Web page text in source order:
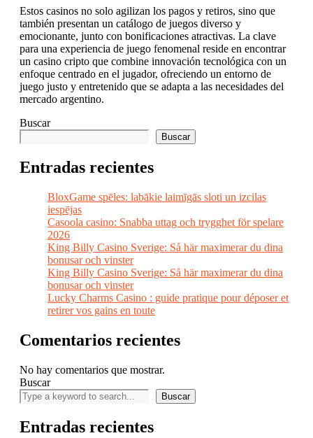
Estos casinos no solo agilizan los pagos y retiros, sino que
también presentan un catálogo de juegos diverso y
emocionante, junto con bonificaciones atractivas. La clave
para una experiencia de juego fenomenal reside en encontrar
un casino cripto que combine innovación tecnológica con un
enfoque centrado en el jugador, ofreciendo un entorno de
juego justo y entretenido que se adapta a las necesidades del
mercado argentino.
Buscar
Buscar
Entradas recientes
BloxGame spēles: labākie laimīgās sloti un izcilas
iespējas
Casoola casino: Snabba uttag och trygghet för spelare
2026
King Billy Casino Sverige: Så här maximerar du dina
bonusar och vinster
King Billy Casino Sverige: Så här maximerar du dina
bonusar och vinster
Lucky Charms Casino : guide pratique pour déposer et
retirer vos gains en toute
Comentarios recientes
No hay comentarios que mostrar.
Buscar
Buscar
Entradas recientes